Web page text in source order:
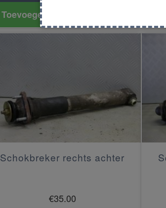
Toevoegen aan winkelwagen
Schokbreker rechts achter
€35.00